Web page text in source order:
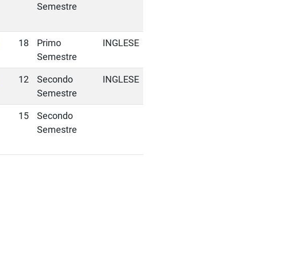
Semestre
18
Primo
Semestre
INGLESE
12
Secondo
Semestre
INGLESE
15
Secondo
Semestre